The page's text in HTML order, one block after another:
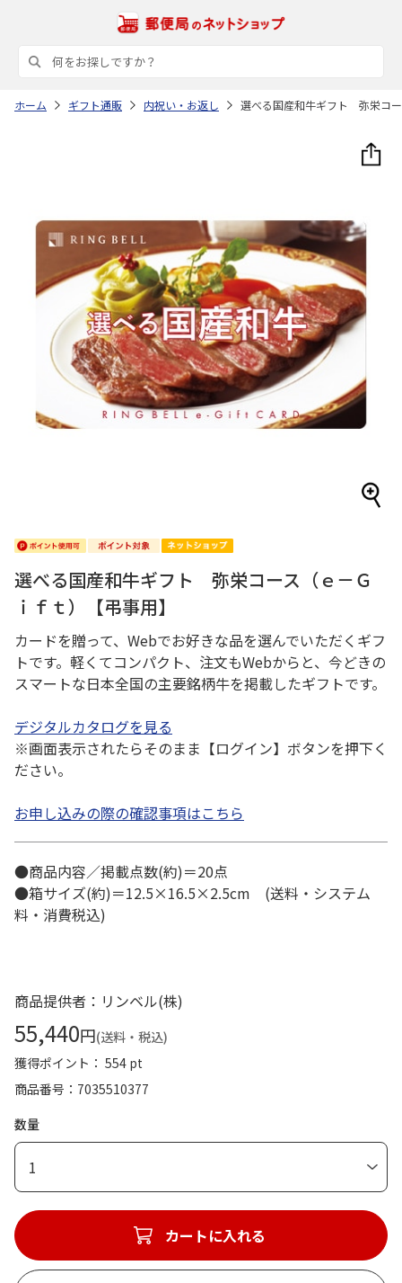
ホーム ギフト通販 内祝い・お返し 選べる国産和牛ギフト 弥栄コ
選べる国産和牛ギフト 弥栄コース（ｅ－Ｇ
ｉｆｔ）【弔事用】
カードを贈って、Webでお好きな品を選んでいただくギフ
トです。軽くてコンパクト、注文もWebからと、今どきの
スマートな日本全国の主要銘柄牛を掲載したギフトです。
デジタルカタログを見る
※画面表示されたらそのまま【ログイン】ボタンを押下く
ださい。
お申し込みの際の確認事項はこちら
●商品内容／掲載点数(約)＝20点
●箱サイズ(約)＝12.5×16.5×2.5cm (送料・システム
料・消費税込)
商品提供者：リンベル(株)
55,440円(送料・税込)
獲得ポイント： 554 pt
商品番号
7035510377
数量
1
カートに入れる